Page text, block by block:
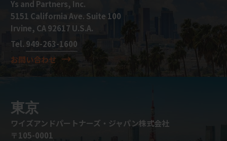
Ys and Partners, Inc.
5151 California Ave. Suite 100
Irvine, CA 92617 U.S.A.
Tel. 949-263-1600
お問い合わせ
東京
ワイズアンドパートナーズ・ジャパン株式会社
〒105-0001